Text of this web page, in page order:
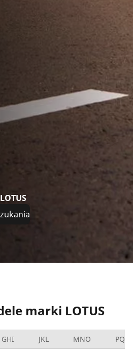
marki LOTUS
GHI JKL MNO PQRS